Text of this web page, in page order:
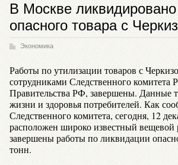
В Москве
опасного товара с
Экономика
Работы по утилизации товаров с
сотрудниками Следственного комитета
Правительства РФ, завершены. Данные
жизни и здоровья потребителей. Как
Следственного комитета, сегодня, 12
расположен широко известный
завершены работы по ликвидации
тонн.